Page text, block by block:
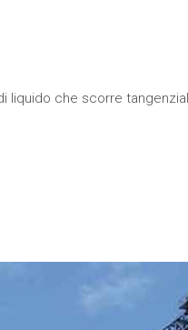
liquido che scorre